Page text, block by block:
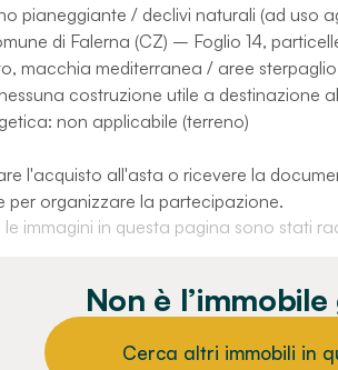
pianeggiante / declivi naturali (ad uso
di Falerna (CZ) – Foglio 14, particelle
macchia mediterranea / aree
costruzione utile a destinazione
non applicabile (terreno)
l'acquisto all'asta o ricevere la
per organizzare la partecipazione.
le immagini in questa pagina sono stati
Non è
Cerca altri immobili in